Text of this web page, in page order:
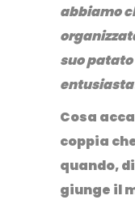
abbiamo
suo
Cosa
coppia
quando,
giunge il